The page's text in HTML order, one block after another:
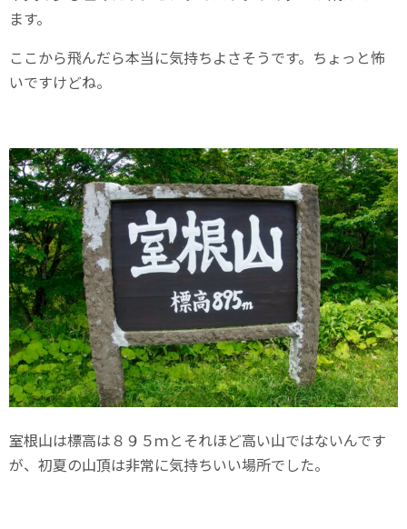
ます。
ここから飛んだら本当に気持ちよさそうです。ちょっと怖
いですけどね。
室根山は標高は８９５ｍとそれほど高い山ではないんです
が、初夏の山頂は非常に気持ちいい場所でした。